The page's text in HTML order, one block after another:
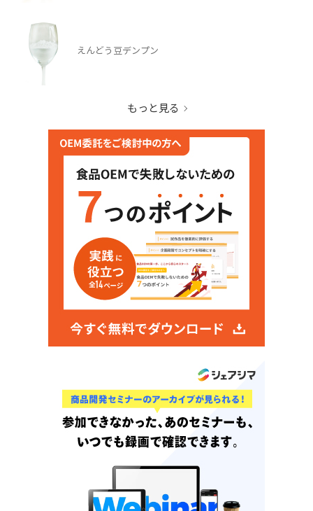
えんどう豆デンプン
もっと見る